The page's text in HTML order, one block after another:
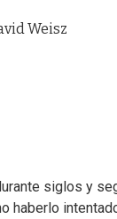
l
Weisz
siglos y
haberlo